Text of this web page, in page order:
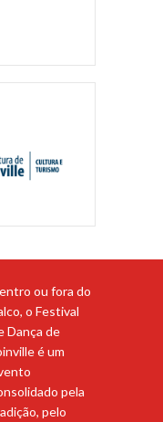
ou fora do
o Festival
Dança de
é um
pela
pelo